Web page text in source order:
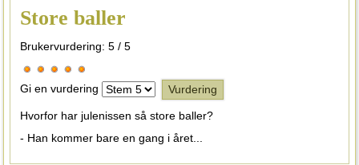
Store baller
Brukervurdering:5 /5
Gi en vurdering
Hvorfor har julenissen så store baller?
- Han kommer bare en gang i året...